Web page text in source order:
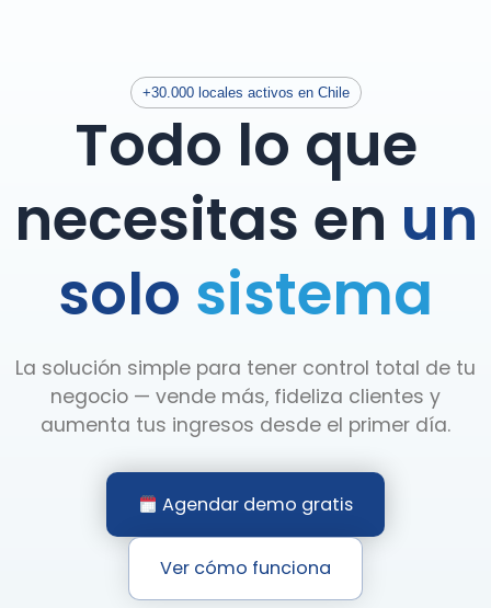
+30.000 locales activos en Chile
Todo lo que
necesitas en un
solo sistema
La solución simple para tener control total de tu
negocio — vende más, fideliza clientes y
aumenta tus ingresos desde el primer día.
Agendar demo gratis
Ver cómo funciona